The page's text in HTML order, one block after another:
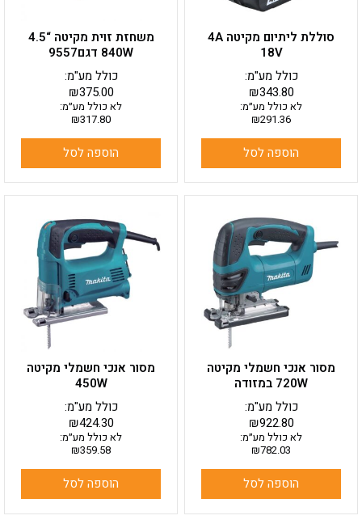
סוללת ליתיום מקיטה 4A
18V
₪343.80
כולל מע"מ:
לא כולל מע״מ:
₪291.36
הוספה לסל
משחזת זוית מקיטה “4.5
840W דגם9557
₪375.00
כולל מע"מ:
לא כולל מע״מ:
₪317.80
הוספה לסל
מסור אנכי חשמלי מקיטה
720W במזודה
₪922.80
כולל מע"מ:
לא כולל מע״מ:
₪782.03
הוספה לסל
מסור אנכי חשמלי מקיטה
450W
₪424.30
כולל מע"מ:
לא כולל מע״מ:
₪359.58
הוספה לסל